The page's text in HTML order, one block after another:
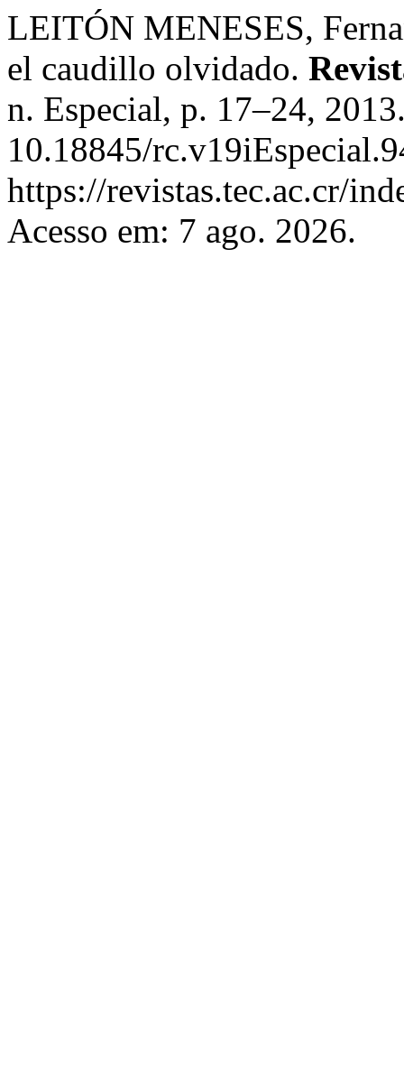
LEITÓN MENESES,
el caudillo olvidado.
n. Especial, p. 17–24,
10.18845/
https://revistas.tec.ac.cr/
Acesso em: 7 ago. 2026.